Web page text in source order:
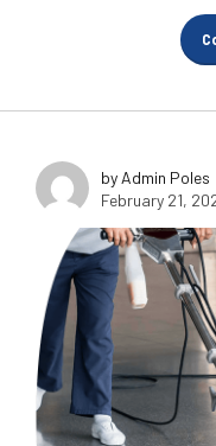
by Admin Poles
February 21,